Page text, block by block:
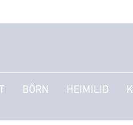
BÖRN HEIMILIÐ